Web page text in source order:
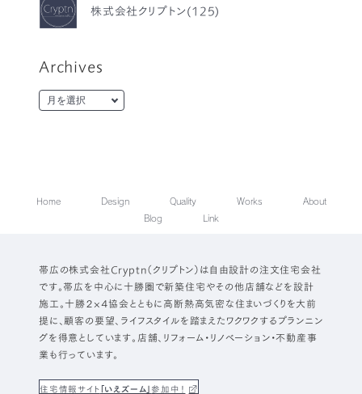
株式会社クリプトン(125)
Archives
Home Design Quality Works
About
Blog
Link
帯広の株式会社Cryptn（クリプトン）は自由設計の注文住宅会社
です。帯広を中心に十勝圏で新築住宅やその他店舗などを設計
施工。十勝２×４協会とともに高断熱高気密な住まいづくりを大前
提に、顧客の要望、ライフスタイルを踏まえたワクワクするプランニン
グを得意としています。店舗、リフォーム・リノベーション・不動産事
業も行っています。
住宅情報サイト「いえズーム」参加中！